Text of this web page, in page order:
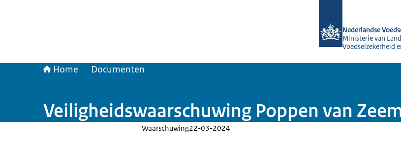
Nederlandse
Ministerie van
Voedselzekerheid
Home Documenten
Veiligheidswaarschuwing Poppen van
Waarschuwing22-03-2024